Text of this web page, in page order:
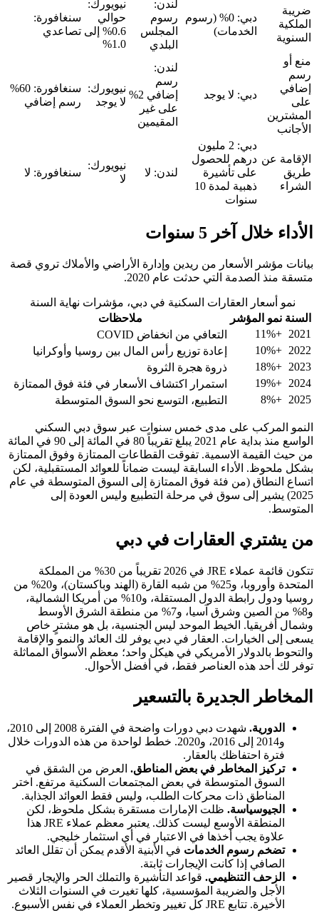
ضريبة
الملكية
السنوية
دبي: 0% (رسوم
الخدمات)
لندن:
رسوم
المجلس
البلدي
نيويورك:
حوالي
0.6% إلى
1.0%
سنغافورة:
تصاعدي
منع أو
رسم
إضافي
على
المشترين
الأجانب
دبي: لا يوجد
لندن:
رسم
إضافي 2%
على غير
المقيمين
نيويورك:
لا يوجد
سنغافورة: 60%
رسم إضافي
الإقامة عن
طريق
الشراء
دبي: 2 مليون
درهم للحصول
على تأشيرة
ذهبية لمدة 10
سنوات
لندن: لا
نيويورك:
لا
سنغافورة: لا
الأداء خلال آخر 5 سنوات
بيانات مؤشر الأسعار من ريدين وإدارة الأراضي والأملاك تروي قصة
متسقة منذ الصدمة التي حدثت عام 2020.
نمو أسعار العقارات السكنية في دبي، مؤشرات نهاية السنة
السنة نمو المؤشر
ملاحظات
2021
+11%
التعافي من انخفاض COVID
2022
+10%
إعادة توزيع رأس المال بين روسيا وأوكرانيا
2023
+18%
ذروة هجرة الثروة
2024
+19%
استمرار اكتشاف الأسعار في فئة فوق الممتازة
2025
+8% التطبيع، التوسع نحو السوق المتوسطة
النمو المركب على مدى خمس سنوات عبر سوق دبي السكني
الواسع منذ بداية عام 2021 يبلغ تقريباً 80 في المائة إلى 90 في المائة
من حيث القيمة الاسمية. تفوقت القطاعات الممتازة وفوق الممتازة
بشكل ملحوظ. الأداء السابقة ليست ضماناً للعوائد المستقبلية، لكن
اتساع النطاق (من فئة فوق الممتازة إلى السوق المتوسطة في عام
2025) يشير إلى سوق في مرحلة التطبيع وليس العودة إلى
المتوسط.
من يشتري العقارات في دبي
تتكون قائمة عملاء JRE في 2026 تقريباً من 30% من المملكة
المتحدة وأوروبا، و25% من شبه القارة (الهند وباكستان)، و20% من
روسيا ودول رابطة الدول المستقلة، و10% من أمريكا الشمالية،
و8% من الصين وشرق آسيا، و7% من منطقة الشرق الأوسط
وشمال أفريقيا. الخيط الموحد ليس الجنسية، بل هو مشترٍ خاص
يسعى إلى الخيارات. العقار في دبي يوفر لك العائد والنمو والإقامة
والتحوط بالدولار الأمريكي في هيكل واحد؛ معظم الأسواق المماثلة
توفر لك أحد هذه العناصر فقط، في أفضل الأحوال.
المخاطر الجديرة بالتسعير
الدورية.
شهدت دبي دورات واضحة في الفترة 2008 إلى 2010،
و2014 إلى 2016، و2020. خطط لواحدة من هذه الدورات خلال
فترة احتفاظك بالعقار.
تركيز المخاطر في بعض المناطق. العرض من الشقق في
السوق المتوسطة في بعض المجتمعات السكنية مرتفع. اختر
المناطق ذات محركات الطلب، وليس فقط العوائد الجذابة.
الجيوسياسة. ظلت الإمارات مستقرة بشكل ملحوظ، لكن
المنطقة الأوسع ليست كذلك. يعتبر معظم عملاء JRE هذا
علاوة يجب أخذها في الاعتبار في أي استثمار خليجي.
تضخم رسوم الخدمات في الأبنية الأقدم يمكن أن تقلل العائد
الصافي إذا كانت الإيجارات ثابتة.
الزحف التنظيمي. قواعد التأشيرة والتملك الحر والإيجار قصير
الأجل والضريبة المؤسسية، كلها تغيرت في السنوات الثلاث
الأخيرة. تتابع JRE كل تغيير وتخطر العملاء في نفس الأسبوع.